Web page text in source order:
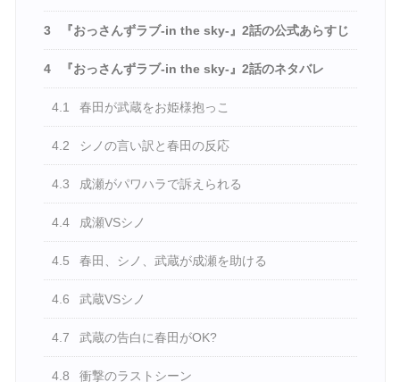
3 『おっさんずラブ-in the sky-』2話の公式あらすじ
4 『おっさんずラブ-in the sky-』2話のネタバレ
4.1 春田が武蔵をお姫様抱っこ
4.2 シノの言い訳と春田の反応
4.3 成瀬がパワハラで訴えられる
4.4 成瀬VSシノ
4.5 春田、シノ、武蔵が成瀬を助ける
4.6 武蔵VSシノ
4.7 武蔵の告白に春田がOK?
4.8 衝撃のラストシーン